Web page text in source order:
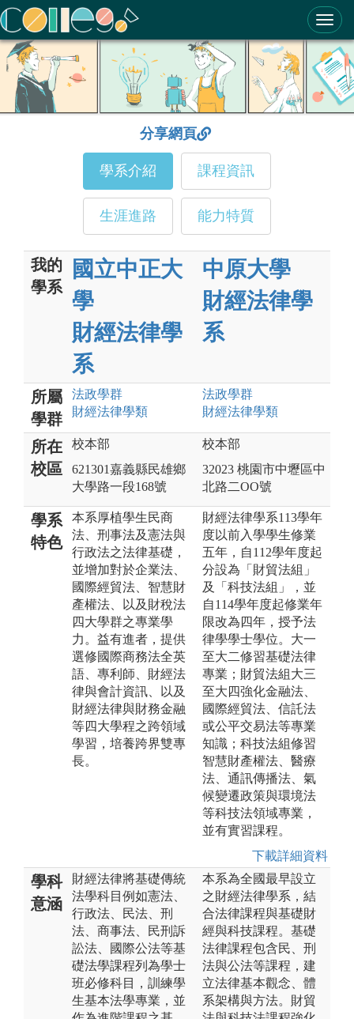
ColleGo! 大學選才與高中育才輔助系統
分享網頁
學系介紹 課程資訊
生涯進路 能力特質
我的
學系
國立中正大
學
財經法律學
系
中原大學
財經法律學
系
所屬
學群
法政學群
財經法律學類
法政學群
財經法律學類
所在
校區
校本部
621301嘉義縣民雄鄉
大學路一段168號
校本部
32023 桃園市中壢區中
北路二OO號
學系
特色
本系厚植學生民商
法、刑事法及憲法與
行政法之法律基礎，
並增加對於企業法、
國際經貿法、智慧財
產權法、以及財稅法
四大學群之專業學
力。益有進者，提供
選修國際商務法全英
語、專利師、財經法
律與會計資訊、以及
財經法律與財務金融
等四大學程之跨領域
學習，培養跨界雙專
長。
財經法律學系113學年
度以前入學學生修業
五年，自112學年度起
分設為「財貿法組」
及「科技法組」，並
自114學年度起修業年
限改為四年，授予法
律學學士學位。大一
至大二修習基礎法律
專業；財貿法組大三
至大四強化金融法、
國際經貿法、信託法
或公平交易法等專業
知識；科技法組修習
智慧財產權法、醫療
法、通訊傳播法、氣
候變遷政策與環境法
等科技法領域專業，
並有實習課程。
下載詳細資料
學科
意涵
財經法律將基礎傳統
法學科目例如憲法、
行政法、民法、刑
法、商事法、民刑訴
訟法、國際公法等基
礎法學課程列為學士
班必修科目，訓練學
生基本法學專業，並
本系為全國最早設立
之財經法律學系，結
合法律課程與基礎財
經與科技課程。基礎
法律課程包含民、刑
法與公法等課程，建
立法律基本觀念、體
系架構與方法。財貿